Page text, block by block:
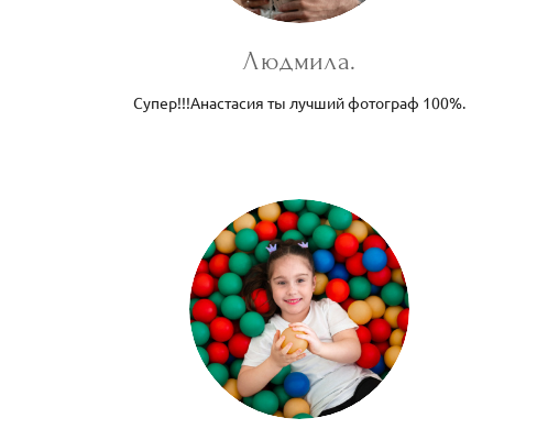
Людмила.
Супер!!!Анастасия ты лучший фотограф 100%.